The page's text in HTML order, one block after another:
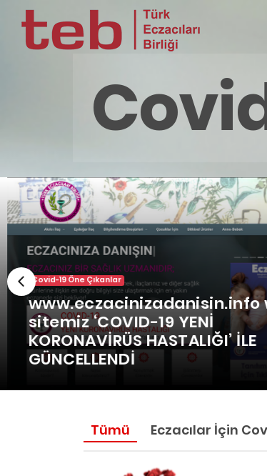
Covid-19 Öne Çıkanlar
www.eczacinizadanisin.info
sitemiz ‘COVID-19 YENİ
KORONAVİRÜS HASTALIĞI’ İLE
GÜNCELLENDİ
Tümü Eczacılar İçin